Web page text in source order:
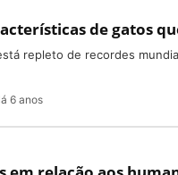
de gatos
repleto de recordes
6 anos